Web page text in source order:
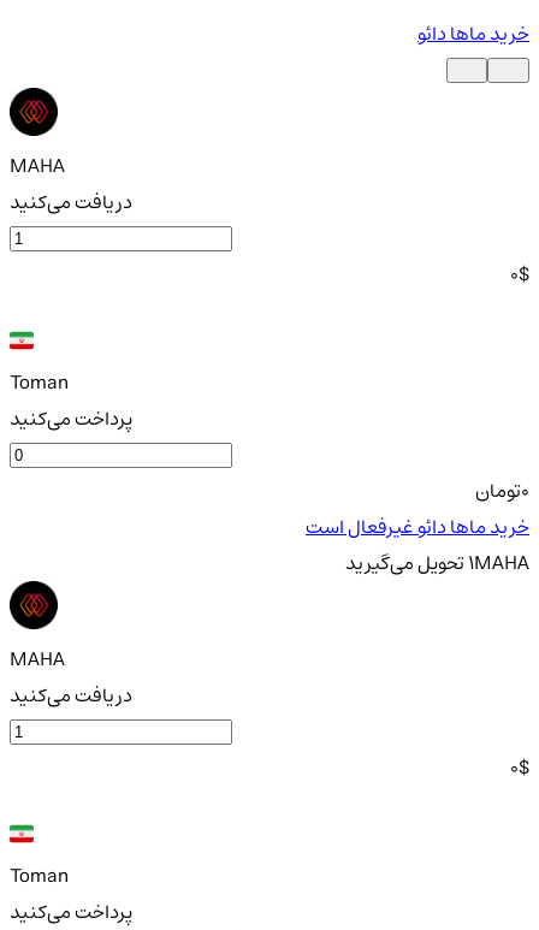
خرید ماها دائو
MAHA
دریافت می‌کنید
0$
Toman
پرداخت می‌کنید
تومان
خرید ماها دائو غیرفعال است
1MAHAتحویلمی‌گیرید
MAHA
دریافت می‌کنید
0$
Toman
پرداخت می‌کنید